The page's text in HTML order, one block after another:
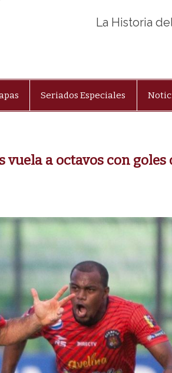
La Historia
Seriados Especiales
vuela a octavos con